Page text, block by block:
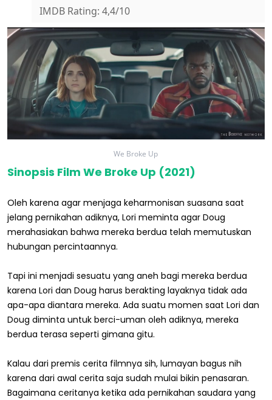
IMDB Rating: 4,4/10
We Broke Up
Sinopsis Film We Broke Up (2021)
Oleh karena agar menjaga keharmonisan suasana saat
jelang pernikahan adiknya, Lori meminta agar Doug
merahasiakan bahwa mereka berdua telah memutuskan
hubungan percintaannya.
Tapi ini menjadi sesuatu yang aneh bagi mereka berdua
karena Lori dan Doug harus berakting layaknya tidak ada
apa-apa diantara mereka. Ada suatu momen saat Lori dan
Doug diminta untuk berci-uman oleh adiknya, mereka
berdua terasa seperti gimana gitu.
Kalau dari premis cerita filmnya sih, lumayan bagus nih
karena dari awal cerita saja sudah mulai bikin penasaran.
Bagaimana ceritanya ketika ada pernikahan saudara yang